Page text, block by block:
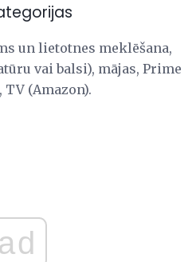
un lietotnes meklēšana,
vai balsi), mājas, Prime
(Amazon).
ad